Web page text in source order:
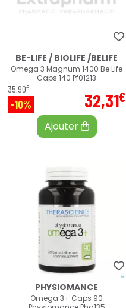
BE-LIFE / BIOLIFE /BELIFE
Omega 3 Magnum 1400 Be Life
Caps 140 Pf01213
35,90€
-10% 32,31€
Ajouter
PHYSIOMANCE
Omega 3+ Caps 90